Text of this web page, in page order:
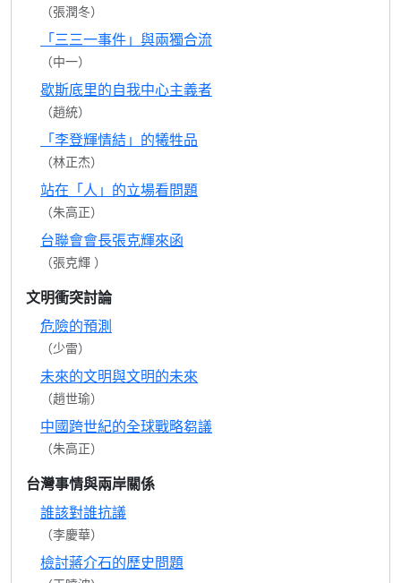
（張潤冬）
「三三一事件」與兩獨合流
（中一）
歇斯底里的自我中心主義者
（趙統）
「李登輝情結」的犧牲品
（林正杰）
站在「人」的立場看問題
（朱高正）
台聯會會長張克輝來函
（張克輝 ）
文明衝突討論
危險的預測
（少雷）
未來的文明與文明的未來
（趙世瑜）
中國跨世紀的全球戰略芻議
（朱高正）
台灣事情與兩岸關係
誰該對誰抗議
（李慶華）
檢討蔣介石的歷史問題